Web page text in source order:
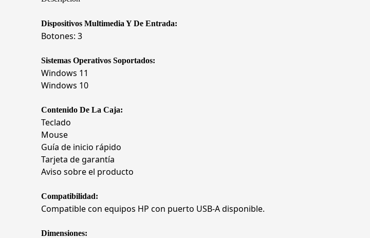
Dispositivos Multimedia Y De Entrada:
Botones: 3
Sistemas Operativos Soportados:
Windows 11
Windows 10
Contenido De La Caja:
Teclado
Mouse
Guía de inicio rápido
Tarjeta de garantía
Aviso sobre el producto
Compatibilidad:
Compatible con equipos HP con puerto USB-A disponible.
Dimensiones: